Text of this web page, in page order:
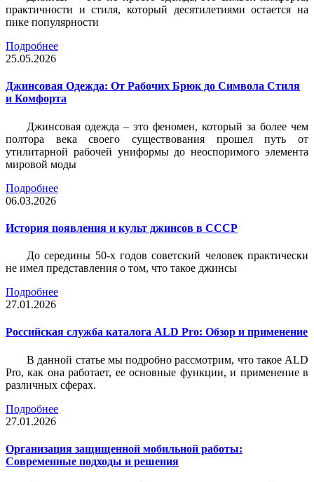
практичности и стиля, который десятилетиями остается на
пике популярности
Подробнее
25.05.2026
Джинсовая Одежда: От Рабочих Брюк до Символа Стиля
и Комфорта
Джинсовая одежда – это феномен, который за более чем
полтора века своего существования прошел путь от
утилитарной рабочей униформы до неоспоримого элемента
мировой моды
Подробнее
06.03.2026
История появления и культ джинсов в СССР
До середины 50-х годов советский человек практически
не имел представления о том, что такое джинсы
Подробнее
27.01.2026
Российская служба каталога ALD Pro: Обзор и применение
В данной статье мы подробно рассмотрим, что такое ALD
Pro, как она работает, ее основные функции, и применение в
различных сферах.
Подробнее
27.01.2026
Организация защищенной мобильной работы:
Современные подходы и решения